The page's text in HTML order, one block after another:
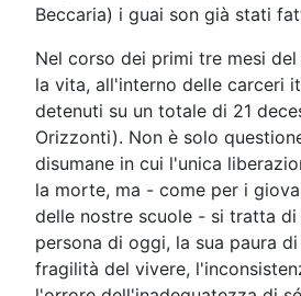
Beccaria) i guai son già stati
Nel corso dei primi tre mesi
la vita, all'interno delle carceri
detenuti su un totale di 21
Orizzonti). Non è solo
disumane in cui l'unica
la morte, ma - come per i
delle nostre scuole - si tratta di
persona di oggi, la sua paura
fragilità del vivere,